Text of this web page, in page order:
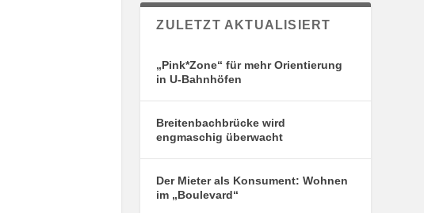
ZULETZT AKTUALISIERT
„Pink*Zone“ für mehr Orientierung
in U-Bahnhöfen
Breitenbachbrücke wird
engmaschig überwacht
Der Mieter als Konsument: Wohnen
im „Boulevard“